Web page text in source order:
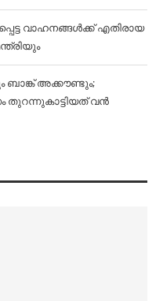
വാഹനങ്ങള്‍ക്ക് എതിരായ
ബാങ്ക് അക്കൗണ്ടും;
വൻ